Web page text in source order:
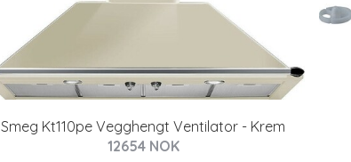
Smeg Kt110pe Vegghengt Ventilator - Krem
12654 NOK